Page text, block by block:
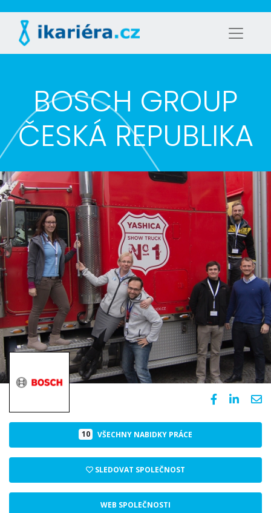
BOSCH GROUP
ČESKÁ REPUBLIKA
10 VŠECHNY NABIDKY PRÁCE
SLEDOVAT SPOLEČNOST
WEB SPOLEČNOSTI